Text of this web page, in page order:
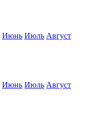
Июнь Июль Август
Июнь Июль Август